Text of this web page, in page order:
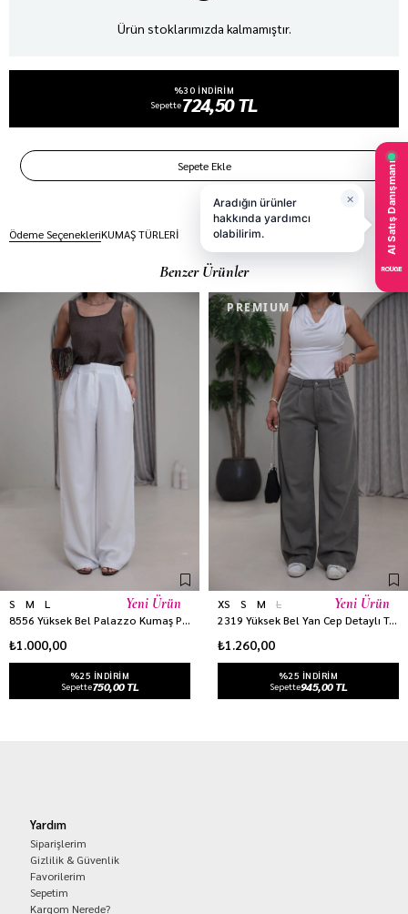
Ürün stoklarımızda kalmamıştır.
%30 INDIRIM
Sepette724,50 TL
Ödeme SeçenekleriKUMAŞ TÜRLERİ
Benzer Ürünler
S M
L
8556 Yüksek Bel Palazzo Kumaş Pantolon EKRU
₺1.000,00
%25 INDIRIM
Sepette750,00 TL
Yeni Ürün
PREMIUM
XS S M
L
2319 Yüksek Bel Yan Cep Detaylı Tencel Kot Pantolon HAKİ YEŞİL
₺1.260,00
%25 INDIRIM
Sepette945,00 TL
Yeni Ürün
Yardım
Siparişlerim
Gizlilik & Güvenlik
Favorilerim
Sepetim
Kargom Nerede?